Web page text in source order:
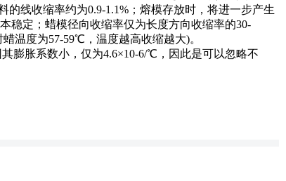
线收缩率约为0.9-1.1%；熔模存放时，将进一步产生
稳定；蜡模径向收缩率仅为长度方向收缩率的30-
温度为57-59℃，温度越高收缩越大)。
胀系数小，仅为4.6×10-6/℃，因此是可以忽略不